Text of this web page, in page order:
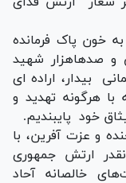
خون پاک فرمانده
و صدهاهزار شهید
بیدار، اراده ای
با هرگونه تهدید و
خود پایبندیم.
و عزت آفرین، با
ارتش جمهوری
خالصانه آحاد